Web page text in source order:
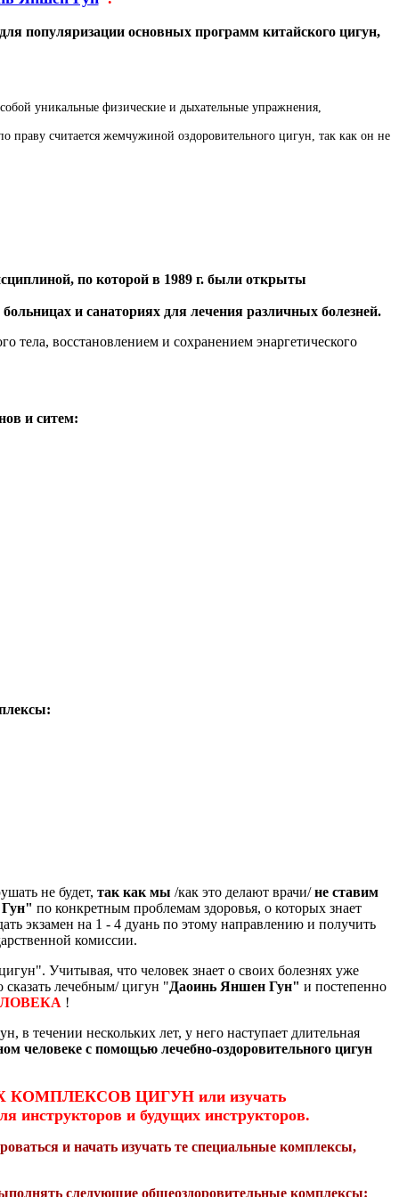
популяризации основных программ китайского цигун,
уникальные физические и дыхательные упражнения,
считается жемчужиной оздоровительного цигун, так как он не
по которой в 1989 г. были открыты
и санаториях для лечения различных болезней.
тела, восстановлением и сохранением энаргетического
и ситем:
не будет, так как мы /как это делают врачи/не ставим
по конкретным проблемам здоровья, о которых знает
экзамен на 1 - 4 дуань по этому направлению и получить
комиссии.
Учитывая, что человек знает о своих болезнях уже
сказать лечебным/ цигун "Даоинь Яншен Гун" и постепенно
!
в течении нескольких лет, у него наступает длительная
человеке с помощью лечебно-оздоровительного цигун
КОМПЛЕКСОВ ЦИГУН или изучать
и будущих инструкторов.
и начать изучать те специальные комплексы,
следующие общеоздоровительные комплексы: